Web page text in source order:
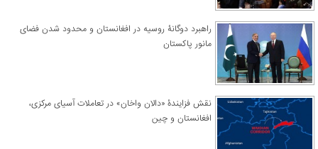
راهبرد دوگانۀ روسیه در افغانستان و محدود شدن فضای
مانور پاکستان
نقش فزایندۀ «دالان واخان» در تعاملات آسیای مرکزی،
افغانستان و چین